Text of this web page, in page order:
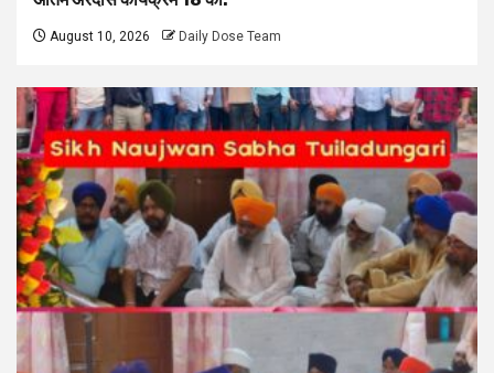
August 10, 2026 Daily Dose Team